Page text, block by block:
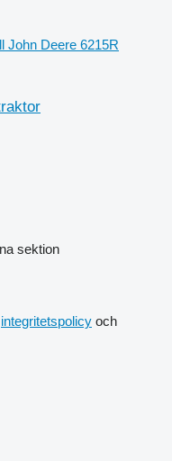
John Deere 6215R
sektion
integritetspolicy och